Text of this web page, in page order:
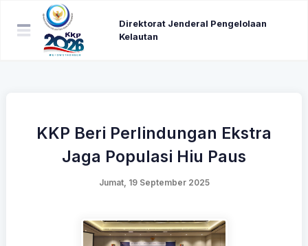
Direktorat Jenderal Pengelolaan
Kelautan
KKP Beri Perlindungan Ekstra
Jaga Populasi Hiu Paus
Jumat, 19 September 2025